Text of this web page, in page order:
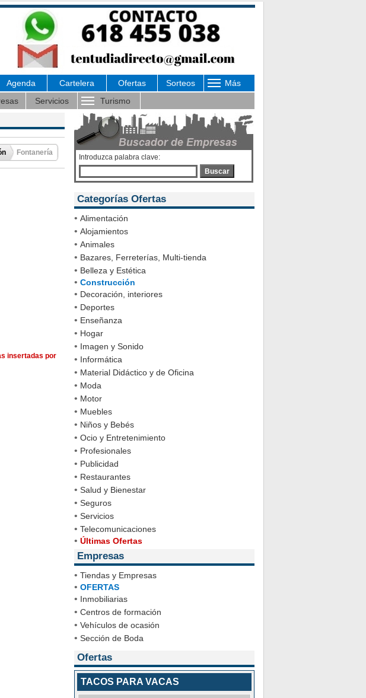
Agenda Cartelera Ofertas Sorteos
Más
Servicios Turismo
Fontanería
insertadas por
Introduzca palabra clave:
Buscar
Categorías Ofertas
• Alimentación
• Alojamientos
• Animales
• Bazares, Ferreterías, Multi-tienda
• Belleza y Estética
• Construcción
• Decoración, interiores
• Deportes
• Enseñanza
• Hogar
• Imagen y Sonido
• Informática
• Material Didáctico y de Oficina
• Moda
• Motor
• Muebles
• Niños y Bebés
• Ocio y Entretenimiento
• Profesionales
• Publicidad
• Restaurantes
• Salud y Bienestar
• Seguros
• Servicios
• Telecomunicaciones
• Últimas Ofertas
Empresas
• Tiendas y Empresas
• OFERTAS
• Inmobiliarias
• Centros de formación
• Vehículos de ocasión
• Sección de Boda
Ofertas
TACOS PARA VACAS